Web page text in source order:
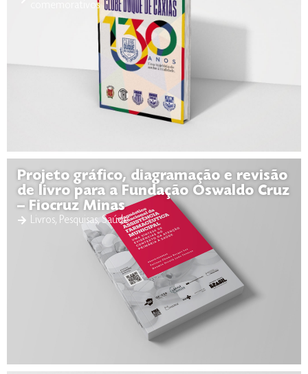
comemorativos
Projeto gráfico, diagramação e revisão
de livro para a Fundação Oswaldo Cruz
– Fiocruz Minas
Livros, Pesquisas,Saúde